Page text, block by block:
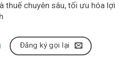
thuế chuyên sâu, tối ưu hóa lợi
Đăng ký gọi lại